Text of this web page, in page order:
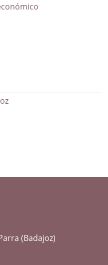
(Badajoz)